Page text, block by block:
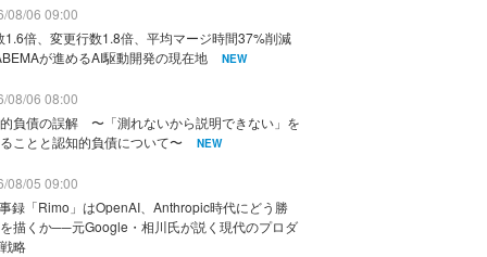
08/06 09:00
1.6倍、変更行数1.8倍、平均マージ時間37%削減
が進めるAI駆動開発の現在地
NEW
08/06 08:00
負債の誤解 〜「測れないから説明できない」を
ことと認知的負債について〜
NEW
08/05 09:00
録「Rimo」はOpenAI、Anthropic時代にどう勝
描くか──元Google・相川氏が説く現代のプロダ
略